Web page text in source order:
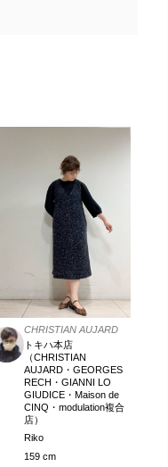
CHRISTIAN AUJARD
トキハ本店
（CHRISTIAN
AUJARD・GEORGES
RECH・GIANNI LO
GIUDICE・Maison de
CINQ・modulation複合
店）
Riko
159 cm